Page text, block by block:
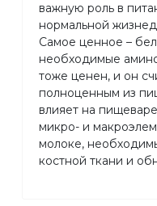
важную роль в
нормальной
Самое ценное –
необходимые
тоже ценен, и он
полноценным из
влияет на
микро- и
молоке,
костной ткани и